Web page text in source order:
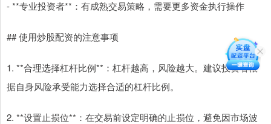
- **专业投资者**：有成熟交易策略，需要更多资金执行操作
## 使用炒股配资的注意事项
1. **合理选择杠杆比例**：杠杆越高，风险越大。建议投资者根
据自身风险承受能力选择合适的杠杆比例。
2. **设置止损位**：在交易前设定明确的止损位，避免因市场波